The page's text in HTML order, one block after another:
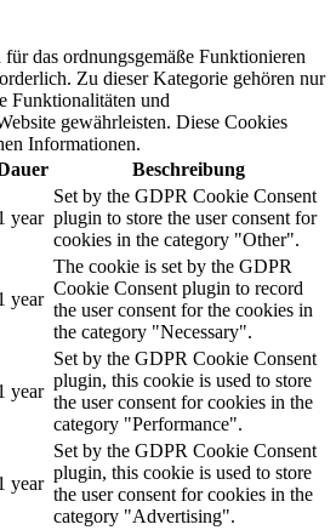
das ordnungsgemäße Funktionieren
Zu dieser Kategorie gehören nur
Funktionalitäten und
gewährleisten. Diese Cookies
Informationen.
Beschreibung
year
Set by the GDPR Cookie Consent
plugin to store the user consent for
cookies in the category "Other".
year
The cookie is set by the GDPR
Cookie Consent plugin to record
the user consent for the cookies in
the category "Necessary".
year
Set by the GDPR Cookie Consent
plugin, this cookie is used to store
the user consent for cookies in the
category "Performance".
year
Set by the GDPR Cookie Consent
plugin, this cookie is used to store
the user consent for cookies in the
category "Advertising".